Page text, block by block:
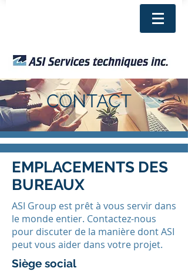
CONTACT
EMPLACEMENTS DES
BUREAUX
ASI Group est prêt à vous servir dans
le monde entier. Contactez-nous
pour discuter de la manière dont ASI
peut vous aider dans votre projet.
Siège social